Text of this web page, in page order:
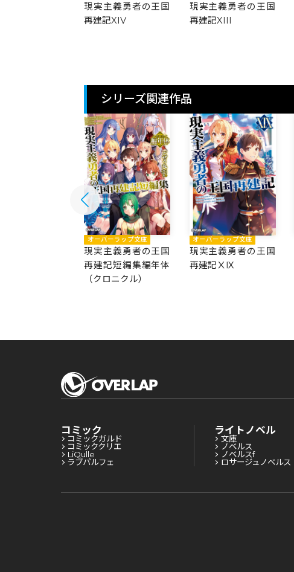
現実主義勇者の王国
再建記XIV
現実主義勇者の王国
再建記XIII
シリーズ関連作品
オーバーラップ文庫
現実主義勇者の王国
再建記短編集編年体
（クロニクル）
オーバーラップ文庫
現実主義勇者の王国
再建記ⅩⅨ
コミック
コミックガルド
コミッククリエ
LiQulle
ラブパルフェ
ライトノベル
文庫
ノベルス
ノベルスf
ロサージュノベルス